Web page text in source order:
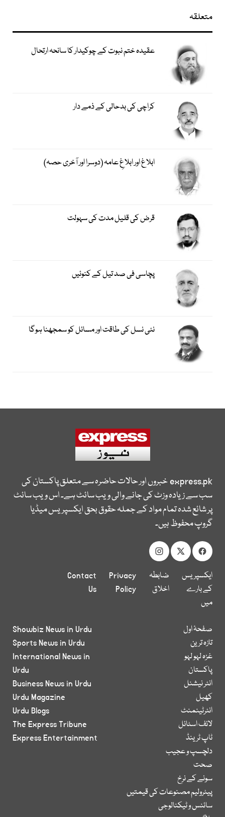
متعلقہ
عقیدہ ختم نبوت کے چوکیدار کا سانحہ ارتحال
کراچی کی بدحالی کے ذمے دار
ابلاغ اور ابلاغِ عامہ (دوسرا اور آخری حصہ)
قرض کی قلیل مدت کی سہولت
پچاسی فی صد تیل کے کنوئیں
نئی نسل کی طاقت اور مسائل کو سمجھنا ہوگا
express.pkخبروں اور حالات حاضرہ سے متعلق پاکستان کی
سب سے زیادہ وزٹ کی جانے والی ویب سائٹ ہے۔ اس ویب سائٹ
پر شائع شدہ تمام مواد کے جملہ حقوق بحق ایکسپریس میڈیا
گروپ محفوظ ہیں۔
ایکسپریس
کے بارے
میں
ضابطہ
اخلاق
Privacy
Policy
Contact
Us
صفحۂ اول
تازہ ترین
غزہ لہو لہو
پاکستان
انٹر نیشنل
کھیل
انٹرٹینمنٹ
لائف اسٹائل
ٹاپ ٹرینڈ
دلچسپ و عجیب
صحت
سونے کے نرخ
پیٹرولیم مصنوعات کی قیمتیں
سائنس و ٹیکنالوجی
Showbiz News in Urdu
Sports News in Urdu
International News in
Urdu
Business News in Urdu
Urdu Magazine
Urdu Blogs
The Express Tribune
Express Entertainment